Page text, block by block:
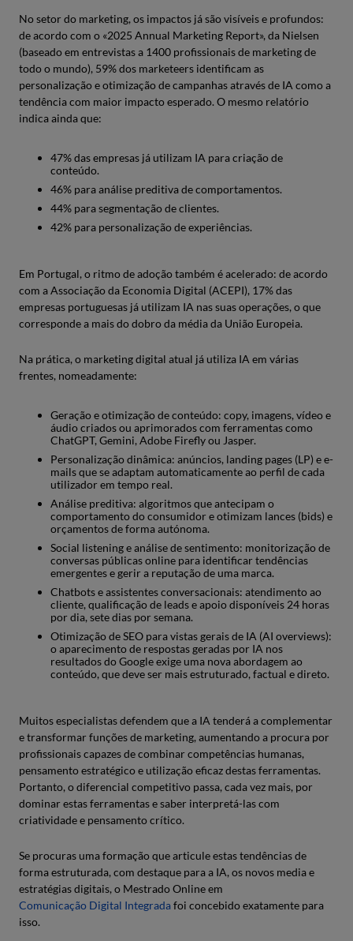
No setor do marketing, os impactos já são visíveis e profundos:
de acordo com o «2025 Annual Marketing Report», da Nielsen
(baseado em entrevistas a 1400 profissionais de marketing de
todo o mundo), 59% dos marketeers identificam as
personalização e otimização de campanhas através de IA como a
tendência com maior impacto esperado. O mesmo relatório
indica ainda que:
47% das empresas já utilizam IA para criação de
conteúdo.
46% para análise preditiva de comportamentos.
44% para segmentação de clientes.
42% para personalização de experiências.
Em Portugal, o ritmo de adoção também é acelerado: de acordo
com a Associação da Economia Digital (ACEPI), 17% das
empresas portuguesas já utilizam IA nas suas operações, o que
corresponde a mais do dobro da média da União Europeia.
Na prática, o marketing digital atual já utiliza IA em várias
frentes, nomeadamente:
Geração e otimização de conteúdo: copy, imagens, vídeo e
áudio criados ou aprimorados com ferramentas como
ChatGPT, Gemini, Adobe Firefly ou Jasper.
Personalização dinâmica: anúncios, landing pages (LP) e e-
mails que se adaptam automaticamente ao perfil de cada
utilizador em tempo real.
Análise preditiva: algoritmos que antecipam o
comportamento do consumidor e otimizam lances (bids) e
orçamentos de forma autónoma.
Social listening e análise de sentimento: monitorização de
conversas públicas online para identificar tendências
emergentes e gerir a reputação de uma marca.
Chatbots e assistentes conversacionais: atendimento ao
cliente, qualificação de leads e apoio disponíveis 24 horas
por dia, sete dias por semana.
Otimização de SEO para vistas gerais de IA (AI overviews):
o aparecimento de respostas geradas por IA nos
resultados do Google exige uma nova abordagem ao
conteúdo, que deve ser mais estruturado, factual e direto.
Muitos especialistas defendem que a IA tenderá a complementar
e transformar funções de marketing, aumentando a procura por
profissionais capazes de combinar competências humanas,
pensamento estratégico e utilização eficaz destas ferramentas.
Portanto, o diferencial competitivo passa, cada vez mais, por
dominar estas ferramentas e saber interpretá-las com
criatividade e pensamento crítico.
Se procuras uma formação que articule estas tendências de
forma estruturada, com destaque para a IA, os novos media e
estratégias digitais, o Mestrado Online em
Comunicação Digital Integradafoi concebido exatamente para
isso.